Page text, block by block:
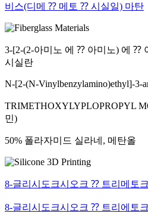
비스(디메 ⁇ 메토 ⁇ 시실일) 마탄
3-[2-(2-아미노 에 ⁇ 아미노) 에 ⁇
시실란
N-[2-(N-Vinylbenzylamino)ethyl]-3-
TRIMETHOXYLYPLOPROPYL
민)
50% 폴라자미드 실라네, 메탄올
8-글리시도크시오크 ⁇ 트리메토
8-글리시도크시오크 ⁇ 트리에토